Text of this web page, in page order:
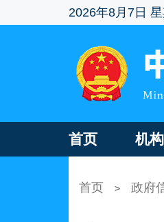
2026年8月7日
首页 机构
首页 > 政府